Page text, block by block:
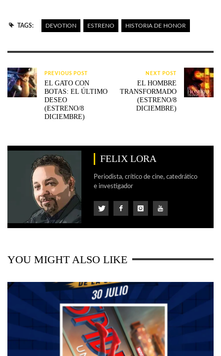
TAGS: DEVOTION ESTRENO HISTORIA DE HONOR
PREVIOUS POST
EL GATO CON
BOTAS: EL ÚLTIMO
DESEO
(ESTRENO/8
DICIEMBRE)
NEXT POST
EL HOMBRE
TRANSFORMADO
(ESTRENO/8
DICIEMBRE)
FELIX LORA
Periodista, crítico de cine, catedrático
e investigador
YOU MIGHT ALSO LIKE